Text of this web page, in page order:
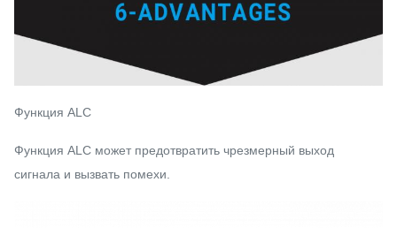
Функция ALC
Функция ALC может предотвратить чрезмерный выход
сигнала и вызвать помехи.